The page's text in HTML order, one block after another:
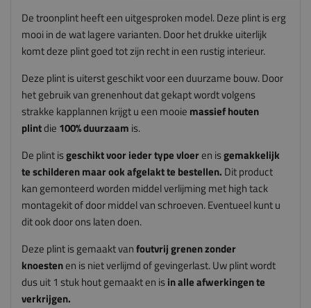
De troonplint heeft een uitgesproken model. Deze plint is erg
mooi in de wat lagere varianten. Door het drukke uiterlijk
komt deze plint goed tot zijn recht in een rustig interieur.
Deze plint is uiterst geschikt voor een duurzame bouw. Door
het gebruik van grenenhout dat gekapt wordt volgens
strakke kapplannen krijgt u een mooie massief houten
plintdie 100% duurzaam is.
De plint isgeschikt voor ieder type vloeren isgemakkelijk
te schilderen maar ook afgelakt te bestellen. Dit product
kan gemonteerd worden middel verlijming met high tack
montagekit of door middel van schroeven. Eventueel kunt u
dit ook door ons laten doen.
Deze plint is gemaakt vanfoutvrij grenen zonder
knoestenen is niet verlijmd of gevingerlast. Uw plint wordt
dus uit 1 stuk hout gemaakt en isin alle afwerkingen te
verkrijgen.